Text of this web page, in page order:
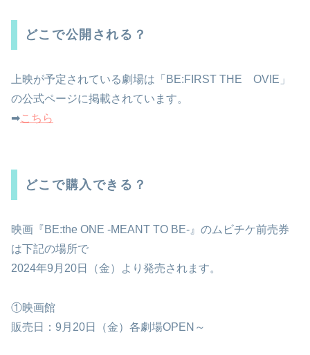
どこで公開される？
上映が予定されている劇場は「BE:FIRST THE OVIE」
の公式ページに掲載されています。
➡こちら
どこで購入できる？
映画『BE:the ONE -MEANT TO BE-』のムビチケ前売券
は下記の場所で
2024年9月20日（金）より発売されます。
①映画館
販売日：9月20日（金）各劇場OPEN～